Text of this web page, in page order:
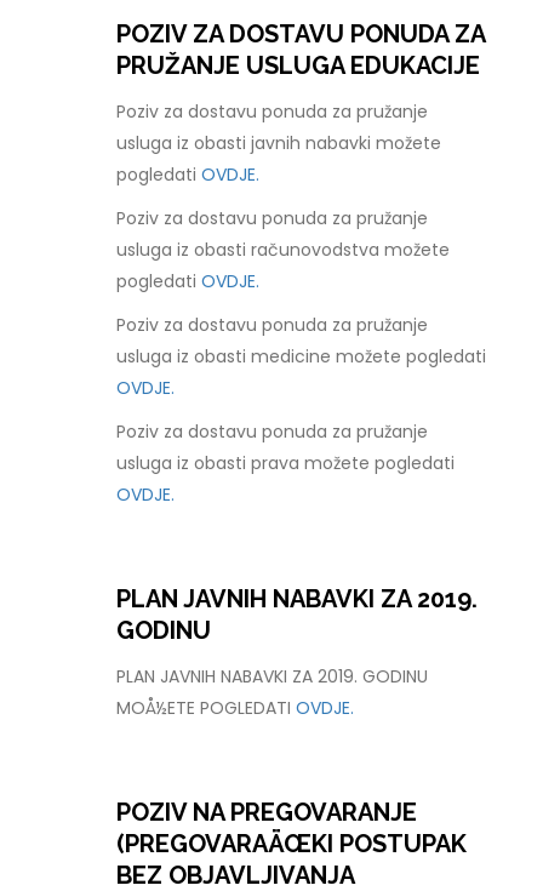
POZIV ZA DOSTAVU PONUDA ZA
PRUŽANJE USLUGA EDUKACIJE
Poziv za dostavu ponuda za pružanje
usluga iz obasti javnih nabavki možete
pogledatiOVDJE.
Poziv za dostavu ponuda za pružanje
usluga iz obasti računovodstva možete
pogledatiOVDJE.
Poziv za dostavu ponuda za pružanje
usluga iz obasti medicine možete pogledati
OVDJE.
Poziv za dostavu ponuda za pružanje
usluga iz obasti prava možete pogledati
OVDJE.
PLAN JAVNIH NABAVKI ZA 2019.
GODINU
PLAN JAVNIH NABAVKI ZA 2019. GODINU
MOÅ½ETE POGLEDATIOVDJE.
POZIV NA PREGOVARANJE
(PREGOVARAÄŒKI POSTUPAK
BEZ OBJAVLJIVANJA